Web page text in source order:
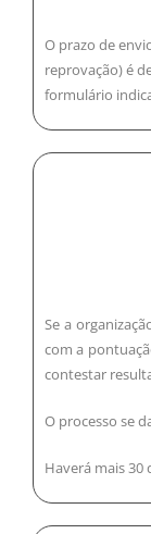
O prazo de
reprovação) é
formulário
Se a
com a
contestar
O processo se
Haverá mais 30